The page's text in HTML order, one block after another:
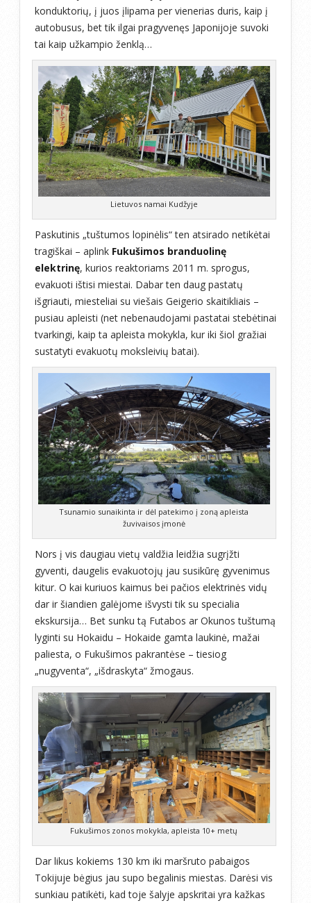
konduktorių, į juos įlipama per vienerias duris, kaip į
autobusus, bet tik ilgai pragyvenęs Japonijoje suvoki
tai kaip užkampio ženklą…
Lietuvos namai Kudžyje
Paskutinis „tuštumos lopinėlis“ ten atsirado netikėtai
tragiškai – aplink Fukušimos branduolinę
elektrinę, kurios reaktoriams 2011 m. sprogus,
evakuoti ištisi miestai. Dabar ten daug pastatų
išgriauti, miesteliai su viešais Geigerio skaitikliais –
pusiau apleisti (net nebenaudojami pastatai stebėtinai
tvarkingi, kaip ta apleista mokykla, kur iki šiol gražiai
sustatyti evakuotų moksleivių batai).
Tsunamio sunaikinta ir dėl patekimo į zoną apleista
žuvivaisos įmonė
Nors į vis daugiau vietų valdžia leidžia sugrįžti
gyventi, daugelis evakuotojų jau susikūrę gyvenimus
kitur. O kai kuriuos kaimus bei pačios elektrinės vidų
dar ir šiandien galėjome išvysti tik su specialia
ekskursija… Bet sunku tą Futabos ar Okunos tuštumą
lyginti su Hokaidu – Hokaide gamta laukinė, mažai
paliesta, o Fukušimos pakrantėse – tiesiog
„nugyventa“, „išdraskyta“ žmogaus.
Fukušimos zonos mokykla, apleista 10+ metų
Dar likus kokiems 130 km iki maršruto pabaigos
Tokijuje bėgius jau supo begalinis miestas. Darėsi vis
sunkiau patikėti, kad toje šalyje apskritai yra kažkas